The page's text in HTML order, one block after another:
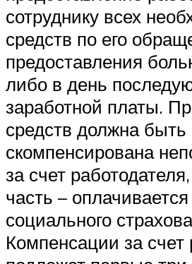
сотруднику всех
средств по его
предоставления
либо в день
заработной платы.
средств должна быть
скомпенсирована
за счет
часть –
социального
Компенсации за счет